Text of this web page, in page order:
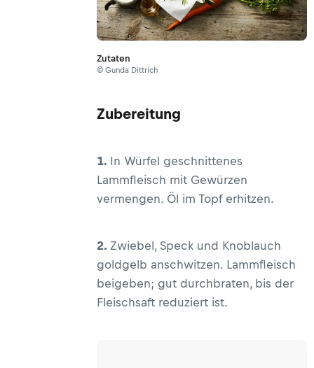
Zutaten
© Gunda Dittrich
Zubereitung
1. In Würfel geschnittenes
Lammfleisch mit Gewürzen
vermengen. Öl im Topf erhitzen.
2. Zwiebel, Speck und Knoblauch
goldgelb anschwitzen. Lammfleisch
beigeben; gut durchbraten, bis der
Fleischsaft reduziert ist.